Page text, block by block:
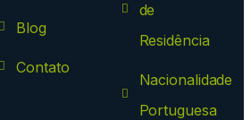
Blog
Contato
de
Residência
Nacionalidade
Portuguesa